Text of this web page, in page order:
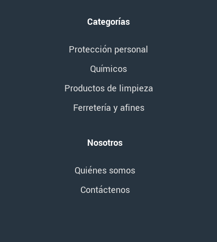
Categorías
Protección personal
Químicos
Productos de limpieza
Ferretería y afines
Nosotros
Quiénes somos
Contáctenos